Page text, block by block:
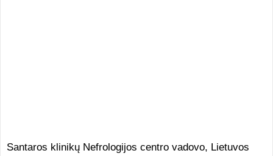
Santaros klinikų Nefrologijos centro vadovo, Lietuvos